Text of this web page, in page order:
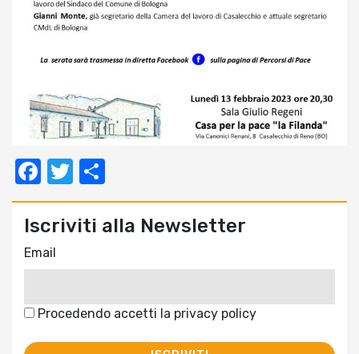
Facebook
Twitter
Iscriviti alla Newsletter
Email
Procedendo accetti la privacy policy